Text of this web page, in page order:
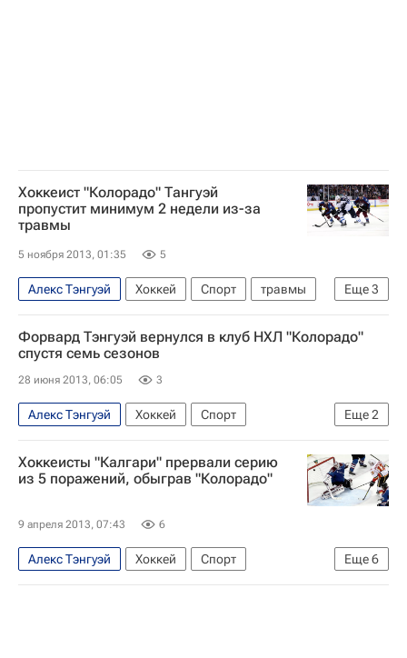
Хоккеист "Колорадо" Тангуэй
пропустит минимум 2 недели из-за
травмы
5 ноября 2013, 01:35 5
Еще3
Алекс Тэнгуэй Хоккей Спорт
травмы
Патрик Руа
Национальная хоккейная лига (НХЛ)
Колорадо Эвеланш
Форвард Тэнгуэй вернулся в клуб НХЛ "Колорадо"
спустя семь сезонов
28 июня 2013, 06:05 3
Еще2
Алекс Тэнгуэй Хоккей
Спорт
Национальная хоккейная лига (НХЛ)
Колорадо Эвеланш
Хоккеисты "Калгари" прервали серию
из 5 поражений, обыграв "Колорадо"
9 апреля 2013, 07:43 6
Еще6
Алекс Тэнгуэй Хоккей
Спорт
Национальная хоккейная лига (НХЛ)